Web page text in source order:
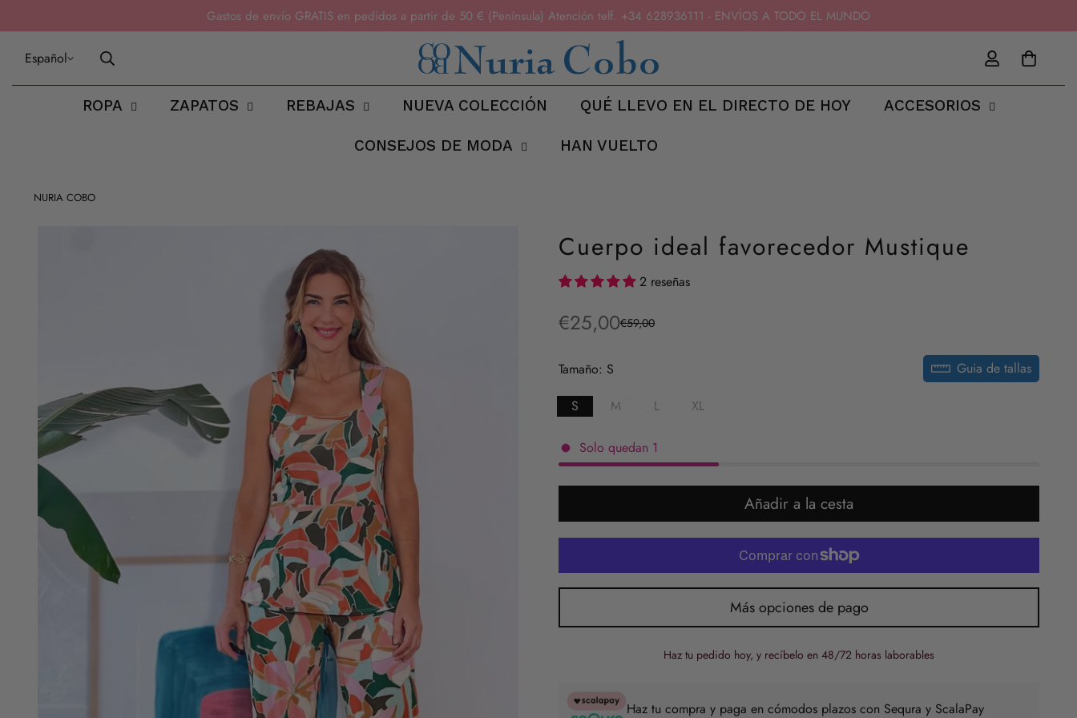
Gastos de envío GRATIS en pedidos a partir de 50 € (Península) Atención telf. +34 628936111 - ENVÍOS A TODO EL MUNDO
Español
ROPA ZAPATOS REBAJAS NUEVA COLECCIÓN QUÉ LLEVO EN EL DIRECTO DE HOY ACCESORIOS
CONSEJOS DE MODA HAN VUELTO
NURIA COBO
Cuerpo ideal favorecedor Mustique
2 reseñas
Precio
venta
€25,00
Precio
€59,00
Tamaño: S Guia de tallas
S M L XL
Solo quedan 1
Añadir a la cesta
Más opciones de pago
Haz tu pedido hoy, y recíbelo en 48/72 horas laborables
Haz tu compra y paga en cómodos plazos con Sequra y ScalaPay